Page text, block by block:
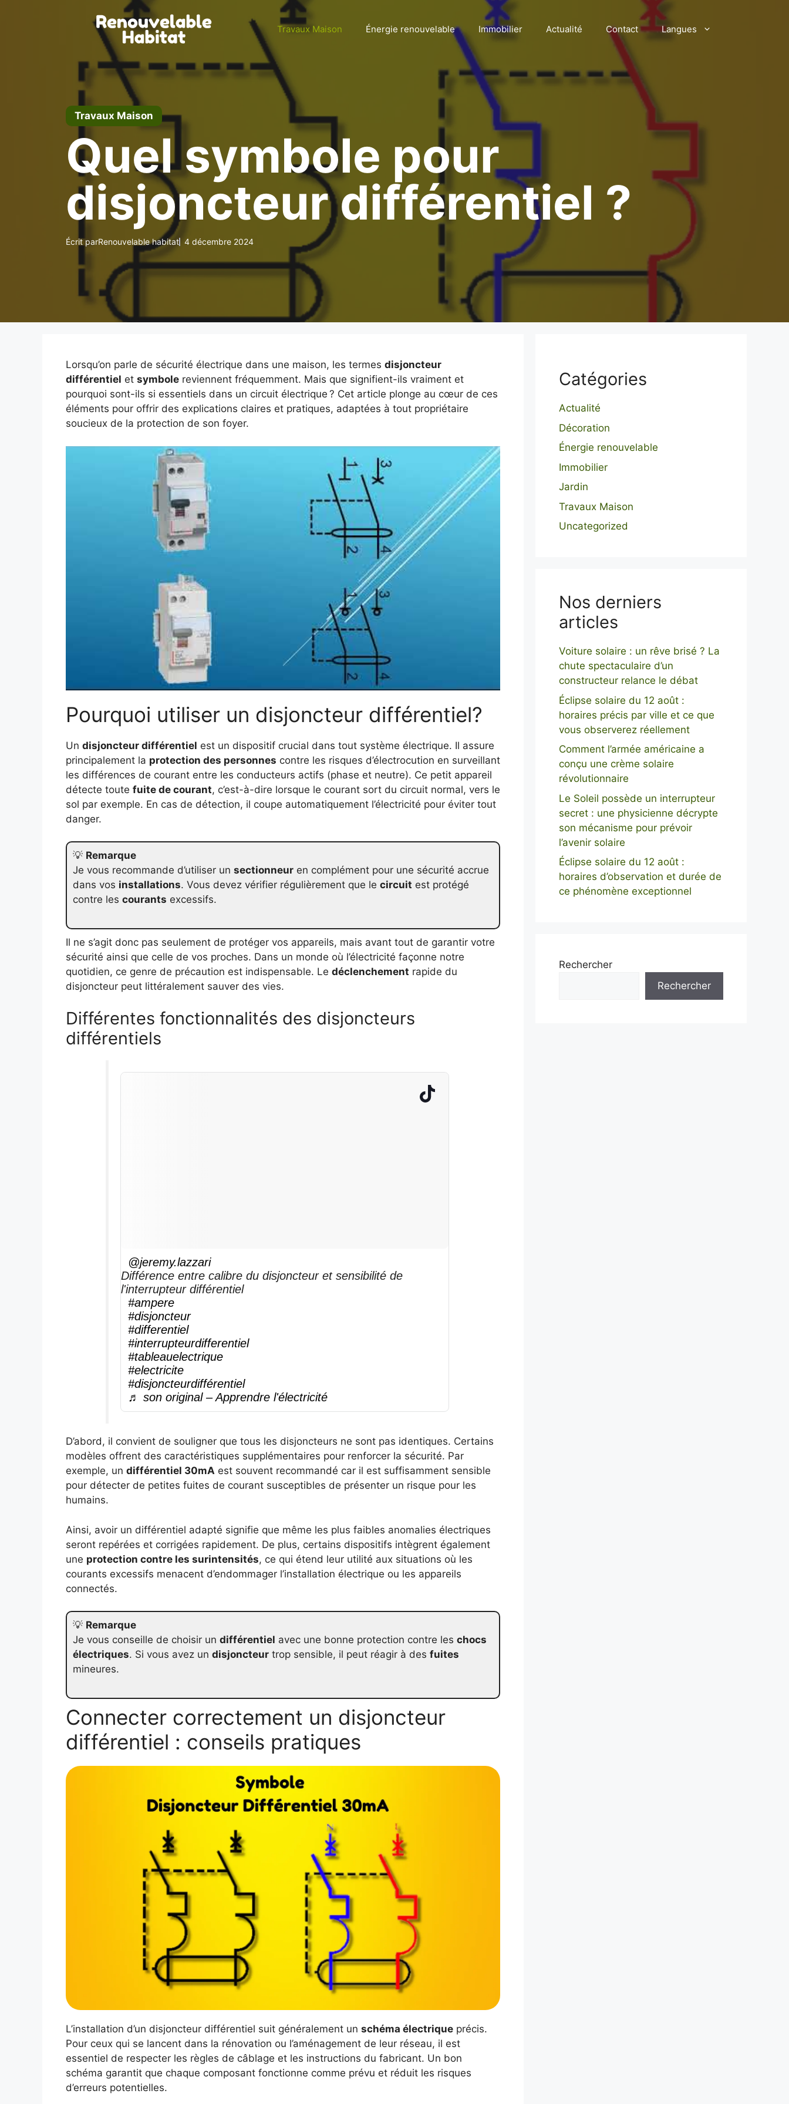
Travaux Maison Énergie renouvelable Immobilier Actualité Contact Langues
Travaux Maison
Quel symbole pour
disjoncteur différentiel ?
Écrit parRenouvelable habitat 4 décembre 2024
Lorsqu’on parle de sécurité électrique dans une maison, les termes disjoncteur
différentiel et symbole reviennent fréquemment. Mais que signifient-ils vraiment et
pourquoi sont-ils si essentiels dans un circuit électrique ? Cet article plonge au cœur de ces
éléments pour offrir des explications claires et pratiques, adaptées à tout propriétaire
soucieux de la protection de son foyer.
Pourquoi utiliser un disjoncteur différentiel?
Un disjoncteur différentiel est un dispositif crucial dans tout système électrique. Il assure
principalement la protection des personnes contre les risques d’électrocution en surveillant
les différences de courant entre les conducteurs actifs (phase et neutre). Ce petit appareil
détecte toute fuite de courant, c’est-à-dire lorsque le courant sort du circuit normal, vers le
sol par exemple. En cas de détection, il coupe automatiquement l’électricité pour éviter tout
danger.
💡 Remarque
Je vous recommande d’utiliser un sectionneur en complément pour une sécurité accrue
dans vos installations. Vous devez vérifier régulièrement que le circuit est protégé
contre les courants excessifs.
Il ne s’agit donc pas seulement de protéger vos appareils, mais avant tout de garantir votre
sécurité ainsi que celle de vos proches. Dans un monde où l’électricité façonne notre
quotidien, ce genre de précaution est indispensable. Le déclenchement rapide du
disjoncteur peut littéralement sauver des vies.
Différentes fonctionnalités des disjoncteurs
différentiels
@jeremy.lazzari
Différence entre calibre du disjoncteur et sensibilité de
l'interrupteur différentiel
#ampere
#disjoncteur
#differentiel
#interrupteurdifferentiel
#tableauelectrique
#electricite
#disjoncteurdifférentiel
♬ son original – Apprendre l'électricité
D’abord, il convient de souligner que tous les disjoncteurs ne sont pas identiques. Certains
modèles offrent des caractéristiques supplémentaires pour renforcer la sécurité. Par
exemple, un différentiel 30mA est souvent recommandé car il est suffisamment sensible
pour détecter de petites fuites de courant susceptibles de présenter un risque pour les
humains.
Ainsi, avoir un différentiel adapté signifie que même les plus faibles anomalies électriques
seront repérées et corrigées rapidement. De plus, certains dispositifs intègrent également
une protection contre les surintensités, ce qui étend leur utilité aux situations où les
courants excessifs menacent d’endommager l’installation électrique ou les appareils
connectés.
💡 Remarque
Je vous conseille de choisir un différentiel avec une bonne protection contre les chocs
électriques. Si vous avez un disjoncteur trop sensible, il peut réagir à des fuites
mineures.
Connecter correctement un disjoncteur
différentiel : conseils pratiques
L’installation d’un disjoncteur différentiel suit généralement un schéma électrique précis.
Pour ceux qui se lancent dans la rénovation ou l’aménagement de leur réseau, il est
essentiel de respecter les règles de câblage et les instructions du fabricant. Un bon
schéma garantit que chaque composant fonctionne comme prévu et réduit les risques
d’erreurs potentielles.
Catégories
Actualité
Décoration
Énergie renouvelable
Immobilier
Jardin
Travaux Maison
Uncategorized
Nos derniers
articles
Voiture solaire : un rêve brisé ? La
chute spectaculaire d’un
constructeur relance le débat
Éclipse solaire du 12 août :
horaires précis par ville et ce que
vous observerez réellement
Comment l’armée américaine a
conçu une crème solaire
révolutionnaire
Le Soleil possède un interrupteur
secret : une physicienne décrypte
son mécanisme pour prévoir
l’avenir solaire
Éclipse solaire du 12 août :
horaires d’observation et durée de
ce phénomène exceptionnel
Rechercher
Rechercher